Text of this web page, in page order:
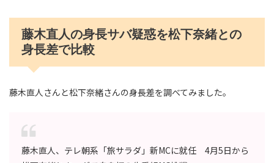
藤木直人の身長サバ疑惑を松下奈緒との
身長差で比較
藤木直人さんと松下奈緒さんの身長差を調べてみました。
藤木直人、テレ朝系「旅サラダ」新MCに就任 4月5日から